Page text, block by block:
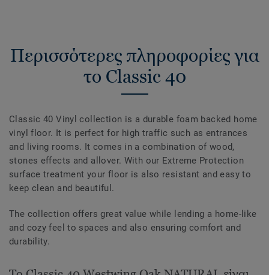
Περισσότερες πληροφορίες για
το Classic 40
Classic 40 Vinyl collection is a durable foam backed home
vinyl floor. It is perfect for high traffic such as entrances
and living rooms. It comes in a combination of wood,
stones effects and allover. With our Extreme Protection
surface treatment your floor is also resistant and easy to
keep clean and beautiful.
The collection offers great value while lending a home-like
and cozy feel to spaces and also ensuring comfort and
durability.